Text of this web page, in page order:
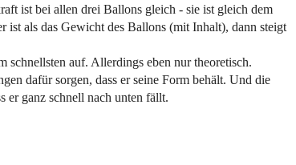
ist bei allen drei Ballons gleich - sie ist gleich dem
ist als das Gewicht des Ballons (mit Inhalt), dann steigt
schnellsten auf. Allerdings eben nur theoretisch.
dafür sorgen, dass er seine Form behält. Und die
er ganz schnell nach unten fällt.